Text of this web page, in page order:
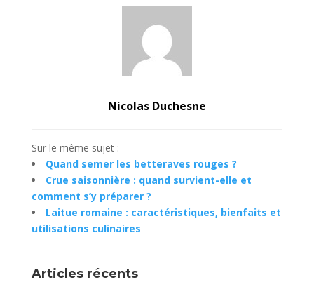
Nicolas Duchesne
Sur le même sujet :
Quand semer les betteraves rouges ?
Crue saisonnière : quand survient-elle et
comment s’y préparer ?
Laitue romaine : caractéristiques, bienfaits et
utilisations culinaires
Articles récents